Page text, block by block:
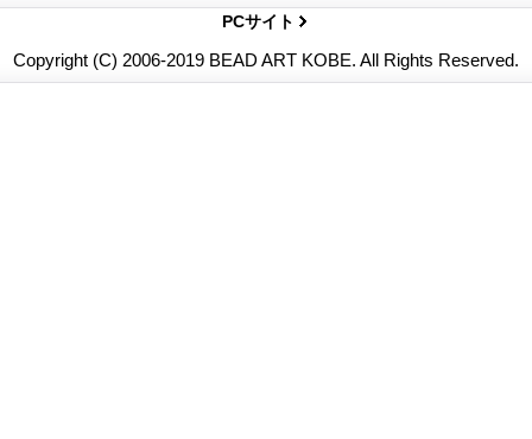
PCサイト
Copyright (C) 2006-2019 BEAD ART KOBE. All Rights Reserved.